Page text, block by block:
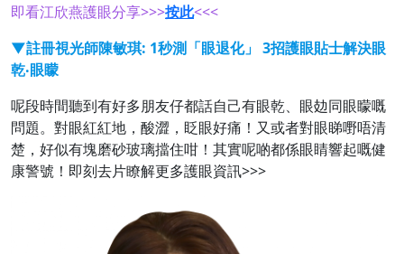
即看江欣燕護眼分享>>>按此<<<
▼註冊視光師陳敏琪: 1秒測「眼退化」 3️招護眼貼士解決眼
乾‧眼矇
呢段時間聽到有好多朋友仔都話自己有眼乾、眼攰同眼矇嘅
問題。對眼紅紅地，酸澀，眨眼好痛！又或者對眼睇嘢唔清
楚，好似有塊磨砂玻璃擋住咁！其實呢啲都係眼睛響起嘅健
康警號！即刻去片瞭解更多護眼資訊>>>